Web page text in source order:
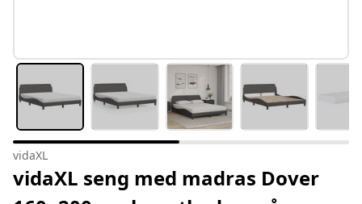
vidaXL
vidaXL seng med madras Dover